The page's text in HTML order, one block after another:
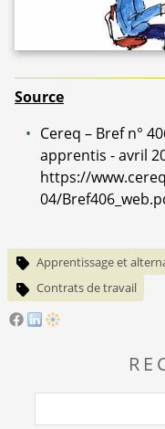
Source
Cereq – Bref n°
apprentis - avril
https://
04/
Apprentissage et
Contrats de travail